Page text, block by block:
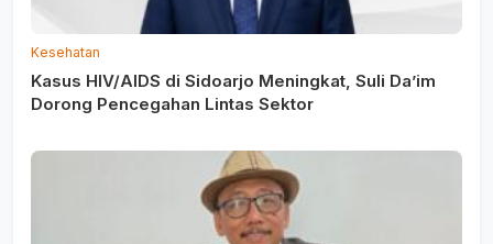
Kesehatan
Kasus HIV/AIDS di Sidoarjo Meningkat, Suli Da’im
Dorong Pencegahan Lintas Sektor